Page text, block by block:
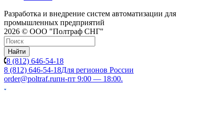
Разработка и внедрение систем автоматизации для
промышленных предприятий
2026 © ООО "Полтраф СНГ"
Найти
8 (812) 646-54-18
8 (812) 646-54-18Для регионов России
order@poltraf.ruпн-пт 9:00 — 18:00.